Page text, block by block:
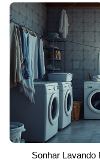
Sonhar Lavando